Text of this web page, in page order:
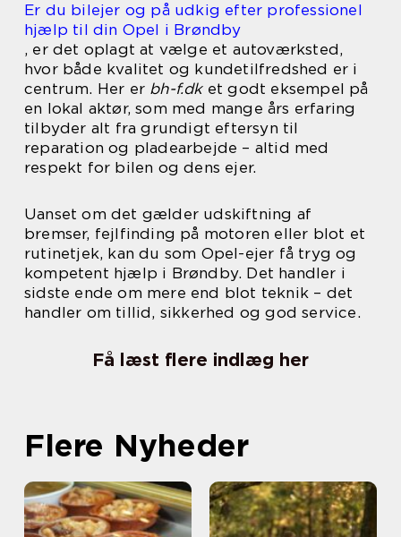
Er du bilejer og på udkig efter professionel
hjælp til din Opel i Brøndby
, er det oplagt at vælge et autoværksted,
hvor både kvalitet og kundetilfredshed er i
centrum. Her er bh-f.dket godt eksempel på
en lokal aktør, som med mange års erfaring
tilbyder alt fra grundigt eftersyn til
reparation og pladearbejde – altid med
respekt for bilen og dens ejer.
Uanset om det gælder udskiftning af
bremser, fejlfinding på motoren eller blot et
rutinetjek, kan du som Opel-ejer få tryg og
kompetent hjælp i Brøndby. Det handler i
sidste ende om mere end blot teknik – det
handler om tillid, sikkerhed og god service.
Få læst flere indlæg her
Flere Nyheder